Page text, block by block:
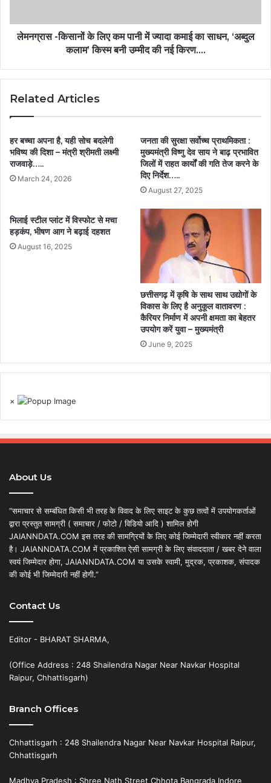
लेमनग्रास -किसानों के लिए कम पानी में ज्यादा कमाई का साधन, ‘अब्दुल
कलाम’ किस्म बनी उम्मीद की नई किरण….
Related Articles
हर बच्चा अपना है, यही सोच बदलेगी
भविष्य की दिशा – मंत्री श्रीमती लक्ष्मी
राजवाड़े…..
March 24, 2026
जनता की सुरक्षा सर्वोच्च प्राथमिकता :
मुख्यमंत्री विष्णु देव साय ने बाढ़ प्रभावित
जिलों में राहत कार्यों की गति तेज करने के
दिए निर्देश…..
August 27, 2025
भिलाई स्टील प्लांट में विस्फोट से मचा
हड़कंप, भीषण आग ने बढ़ाई दहशत
August 16, 2025
छत्तीसगढ़ में कृषि के साथ साथ उद्योगों के
विकास के लिए है अनुकूल वातावरण :
कैरियर निर्माण में अपनी क्षमता का बेहतर
उपयोग करें युवा – मुख्यमंत्री
June 9, 2025
×
About Us
“समाचार से सम्बंधित किसी भी तरह के विवाद के लिए साइट के कुछ तत्वों में उपयोगकर्ताओं
द्वारा प्रस्तुत सामग्री ( समाचार / फोटो / विडियो आदि ) शामिल होगी
JAIANNDATA.COM इस तरह की सामग्रियों के लिए कोई जिम्मेदारी स्वीकार नहीं करता
है। JAIANNDATA.COM में प्रकाशित ऐसी सामग्री के लिए संवाददाता / खबर देने वाला
स्वयं जिम्मेदार होगा, JAIANNDATA.COM या उसके स्वामी, मुद्रक, प्रकाशक, संपादक
की कोई भी जिम्मेदारी नहीं होगी.”
Contact Us
Editor - BHARAT SHARMA,
(Office Address : 248 Shailendra Nagar Near Navkar Hospital
Raipur, Chhattisgarh)
Branch Offices
Chhattisgarh : 248 Shailendra Nagar Near Navkar Hospital Raipur,
Chhattisgarh
Madhya Pradesh : Shree Nath Street Chhota Bangrada Indore